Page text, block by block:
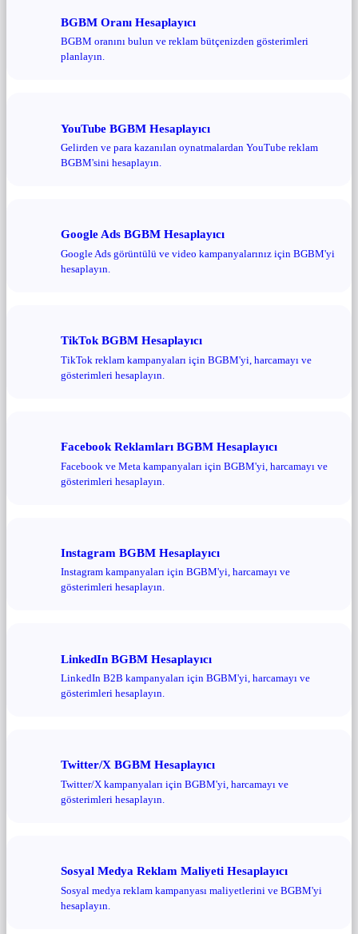
BGBM Oranı Hesaplayıcı
BGBM oranını bulun ve reklam bütçenizden gösterimleri
planlayın.
YouTube BGBM Hesaplayıcı
Gelirden ve para kazanılan oynatmalardan YouTube reklam
BGBM'sini hesaplayın.
Google Ads BGBM Hesaplayıcı
Google Ads görüntülü ve video kampanyalarınız için BGBM'yi
hesaplayın.
TikTok BGBM Hesaplayıcı
TikTok reklam kampanyaları için BGBM'yi, harcamayı ve
gösterimleri hesaplayın.
Facebook Reklamları BGBM Hesaplayıcı
Facebook ve Meta kampanyaları için BGBM'yi, harcamayı ve
gösterimleri hesaplayın.
Instagram BGBM Hesaplayıcı
Instagram kampanyaları için BGBM'yi, harcamayı ve
gösterimleri hesaplayın.
LinkedIn BGBM Hesaplayıcı
LinkedIn B2B kampanyaları için BGBM'yi, harcamayı ve
gösterimleri hesaplayın.
Twitter/X BGBM Hesaplayıcı
Twitter/X kampanyaları için BGBM'yi, harcamayı ve
gösterimleri hesaplayın.
Sosyal Medya Reklam Maliyeti Hesaplayıcı
Sosyal medya reklam kampanyası maliyetlerini ve BGBM'yi
hesaplayın.